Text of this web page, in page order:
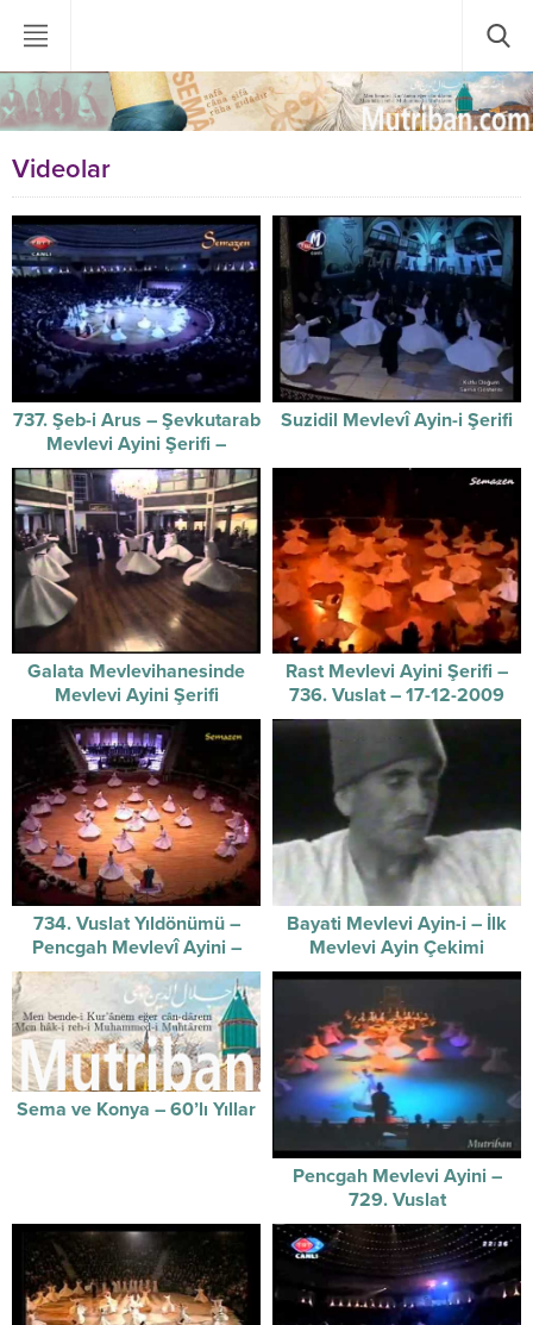
Videolar
737. Şeb-i Arus – Şevkutarab
Mevlevi Ayini Şerifi –
17.12.2010
Suzidil Mevlevî Ayin-i Şerifi
Galata Mevlevihanesinde
Mevlevi Ayini Şerifi
Rast Mevlevi Ayini Şerifi –
736. Vuslat – 17-12-2009
734. Vuslat Yıldönümü –
Pencgah Mevlevî Ayini –
2007
Bayati Mevlevi Ayin-i – İlk
Mevlevi Ayin Çekimi
Sema ve Konya – 60’lı Yıllar
Pencgah Mevlevi Ayini –
729. Vuslat